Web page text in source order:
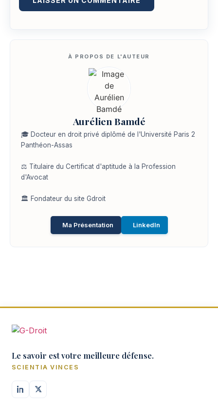
Aurélien Bamdé
🎓 Docteur en droit privé diplômé de l'Université Paris 2
Panthéon-Assas
⚖️ Titulaire du Certificat d'aptitude à la Profession
d'Avocat
🏛️ Fondateur du site Gdroit
Ma Présentation LinkedIn
Le savoir est votre meilleure défense.
SCIENTIA VINCES